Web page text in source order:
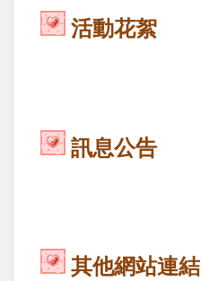
活動花絮
訊息公告
其他網站連結